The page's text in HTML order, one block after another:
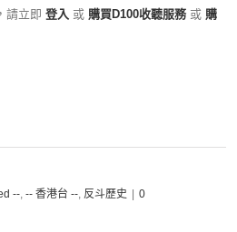
請立即 登入 或 購買D100收聽服務 或 購
--, -- 香港台 --, 反斗歷史 0